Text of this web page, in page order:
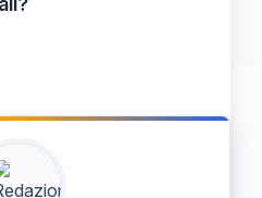
obiettivi specifici e
le nuove abilità in
anche di